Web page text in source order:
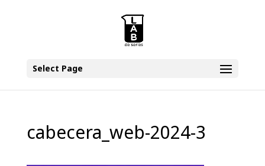
Select Page
cabecera_web-2024-3